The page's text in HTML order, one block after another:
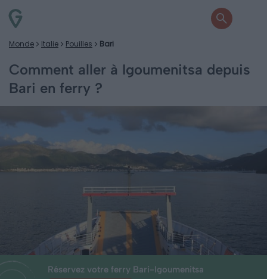
Monde Italie Pouilles Bari
Comment aller à Igoumenitsa depuis
Bari en ferry ?
Réservez votre ferry Bari-Igoumenitsa